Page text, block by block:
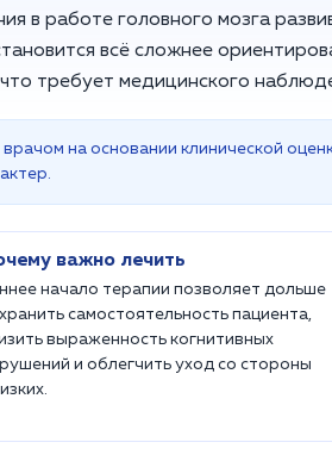
в работе головного мозга
всё сложнее
требует медицинского
на основании клинической
важно лечить
начало терапии позволяет дольше
самостоятельность пациента,
выраженность когнитивных
и облегчить уход со стороны